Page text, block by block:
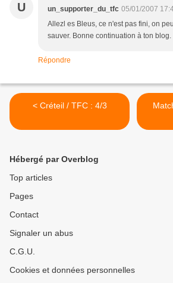
U un_supporter_du_tfc 05/01/2007
Allezl es Bleus, ce n'est pas fini, on
sauver. Bonne continuation à ton blog.
Répondre
< Créteil / TFC : 4/3
Hébergé par Overblog
Top articles
Pages
Contact
Signaler un abus
C.G.U.
Cookies et données personnelles